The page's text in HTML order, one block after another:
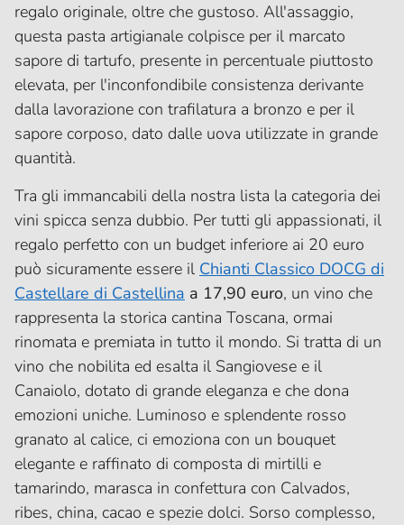
regalo originale, oltre che gustoso. All'assaggio,
questa pasta artigianale colpisce per il marcato
sapore di tartufo, presente in percentuale piuttosto
elevata, per l'inconfondibile consistenza derivante
dalla lavorazione con trafilatura a bronzo e per il
sapore corposo, dato dalle uova utilizzate in grande
quantità.
Tra gli immancabili della nostra lista la categoria dei
vini spicca senza dubbio. Per tutti gli appassionati, il
regalo perfetto con un budget inferiore ai 20 euro
può sicuramente essere il Chianti Classico DOCG di
Castellare di Castellina a 17,90 euro, un vino che
rappresenta la storica cantina Toscana, ormai
rinomata e premiata in tutto il mondo. Si tratta di un
vino che nobilita ed esalta il Sangiovese e il
Canaiolo, dotato di grande eleganza e che dona
emozioni uniche. Luminoso e splendente rosso
granato al calice, ci emoziona con un bouquet
elegante e raffinato di composta di mirtilli e
tamarindo, marasca in confettura con Calvados,
ribes, china, cacao e spezie dolci. Sorso complesso,